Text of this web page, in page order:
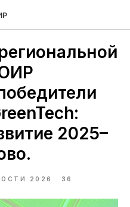
2025–
2026 36